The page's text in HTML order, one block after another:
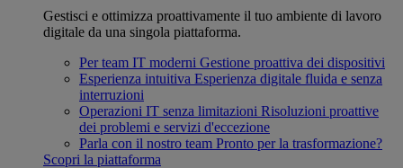
Gestisci e ottimizza proattivamente il tuo ambiente di lavoro
digitale da una singola piattaforma.
Per team IT moderni Gestione proattiva dei dispositivi
Esperienza intuitiva Esperienza digitale fluida e senza
interruzioni
Operazioni IT senza limitazioni Risoluzioni proattive
dei problemi e servizi d'eccezione
Parla con il nostro team Pronto per la trasformazione?
Scopri la piattaforma